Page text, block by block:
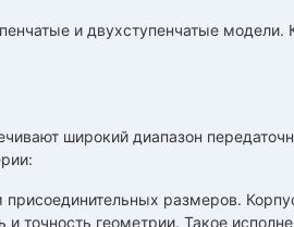
и двухступенчатые
широкий диапазон
размеров.
точность геометрии. Такое